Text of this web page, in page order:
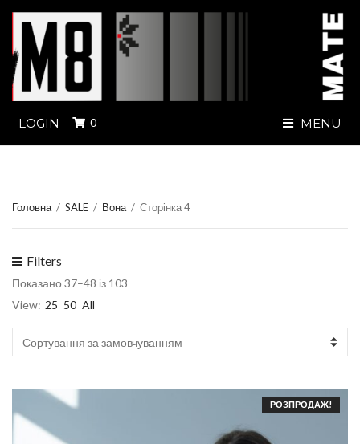
LOGIN 0 MENU
Головна / SALE / Вона / Сторінка 4
Filters
Показано 37–48 із 103
View: 25 50 All
РОЗПРОДАЖ!